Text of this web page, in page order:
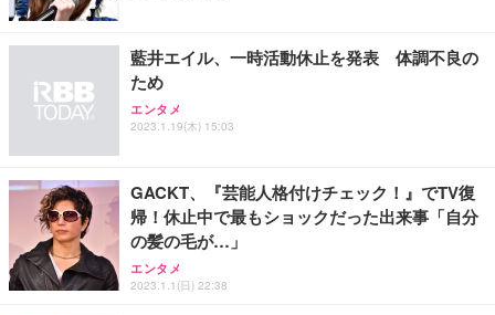
藍井エイル、一時活動休止を発表 体調不良の
ため
エンタメ
2023.1.19(木) 15:03
GACKT、『芸能人格付けチェック！』でTV復
帰！休止中で最もショックだった出来事「自分
の髪の毛が…」
エンタメ
2023.1.1(日) 22:38